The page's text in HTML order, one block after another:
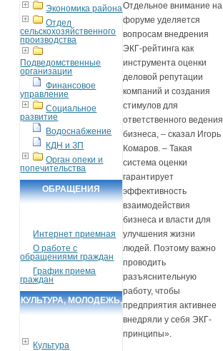
Экономика района
Отдел
сельскохозяйственного
производства
Подведомственные
организации
Финансовое
управление
Социальное
развитие
Водоснабжение
КДН и ЗП
Орган опеки и
попечительства
ОБРАЩЕНИЯ
Интернет приемная
О работе с
обращениями граждан
График приема
граждан
КУЛЬТУРА, МОЛОДЕЖЬ,
Культура
Отдельное внимание на
форуме уделяется
вопросам внедрения
ЭКГ-рейтинга как
инструмента оценки
деловой репутации
компаний и создания
стимулов для
ответственного ведения
бизнеса, – сказал Игорь
Комаров. – Такая
система оценки
гарантирует
эффективность
взаимодействия
бизнеса и власти для
улучшения жизни
людей. Поэтому важно
проводить
разъяснительную
работу, чтобы
предприятия активнее
внедряли у себя ЭКГ-
принципы».